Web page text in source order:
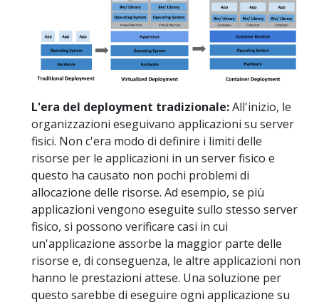
L'era del deployment tradizionale:All'inizio, le
organizzazioni eseguivano applicazioni su server
fisici. Non c'era modo di definire i limiti delle
risorse per le applicazioni in un server fisico e
questo ha causato non pochi problemi di
allocazione delle risorse. Ad esempio, se più
applicazioni vengono eseguite sullo stesso server
fisico, si possono verificare casi in cui
un'applicazione assorbe la maggior parte delle
risorse e, di conseguenza, le altre applicazioni non
hanno le prestazioni attese. Una soluzione per
questo sarebbe di eseguire ogni applicazione su